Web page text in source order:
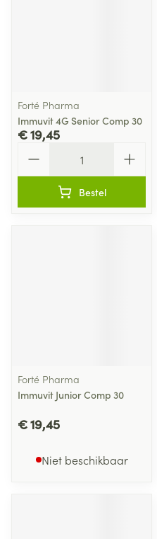
Forté Pharma
Immuvit 4G Senior Comp 30
€ 19,45
Bestel
Forté Pharma
Immuvit Junior Comp 30
€ 19,45
Niet beschikbaar